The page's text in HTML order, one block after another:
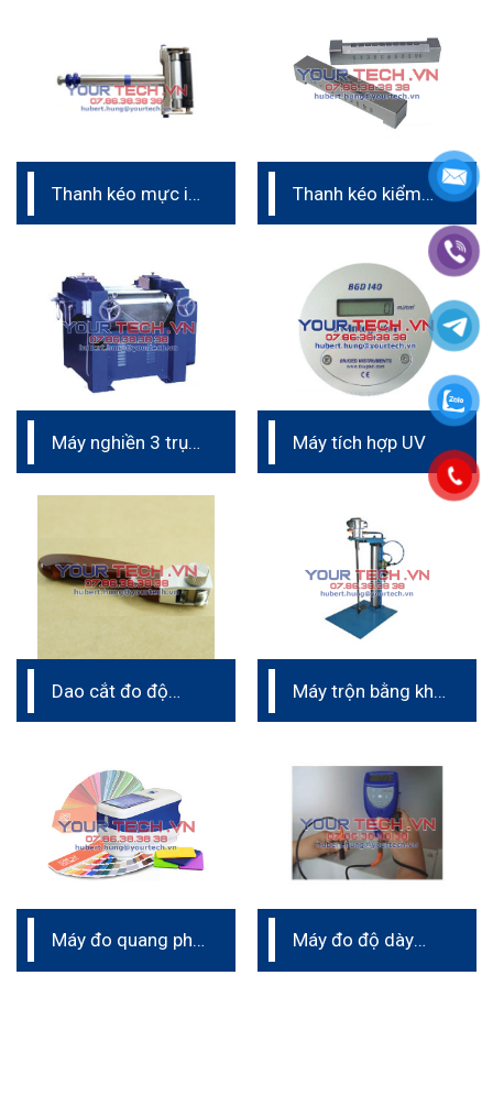
Thanh kéo mực in
Thanh kéo kiểm
Máy nghiền 3 trục
Máy tích hợp UV
Dao cắt đo độ
Máy trộn bằng khí
Máy đo quang phổ
Máy đo độ dày